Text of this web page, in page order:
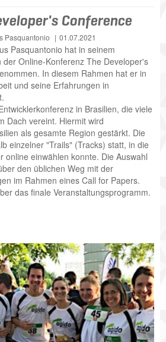
Conference
Pasquantonio 01.07.2021
Pasquantonio hat in seinem
der Online-Konferenz The Developer's
In diesem Rahmen hat er in
und seine Erfahrungen in
in Brasilien, die viele
Dach vereint. Hiermit wird
als gesamte Region gestärkt. Die
einzelner "Trails" (Tracks) statt, in die
online einwählen konnte. Die Auswahl
den üblichen Weg mit der
im Rahmen eines Call for Papers.
das finale Veranstaltungsprogramm.